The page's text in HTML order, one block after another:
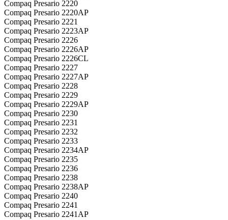
Compaq Presario 2220
Compaq Presario 2220AP
Compaq Presario 2221
Compaq Presario 2223AP
Compaq Presario 2226
Compaq Presario 2226AP
Compaq Presario 2226CL
Compaq Presario 2227
Compaq Presario 2227AP
Compaq Presario 2228
Compaq Presario 2229
Compaq Presario 2229AP
Compaq Presario 2230
Compaq Presario 2231
Compaq Presario 2232
Compaq Presario 2233
Compaq Presario 2234AP
Compaq Presario 2235
Compaq Presario 2236
Compaq Presario 2238
Compaq Presario 2238AP
Compaq Presario 2240
Compaq Presario 2241
Compaq Presario 2241AP